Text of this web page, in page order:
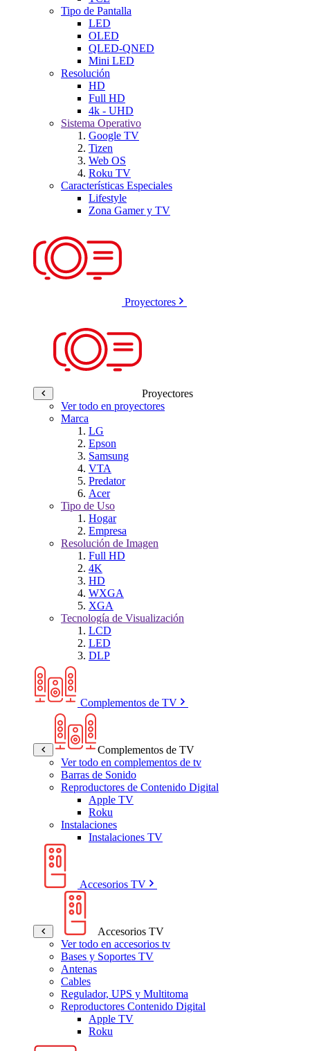
Tipo de Pantalla
LED
OLED
QLED-QNED
Mini LED
Resolución
HD
Full HD
4k - UHD
Sistema Operativo
Google TV
Tizen
Web OS
Roku TV
Características Especiales
Lifestyle
Zona Gamer y TV
Proyectores
Proyectores
Ver todo en proyectores
Marca
LG
Epson
Samsung
VTA
Predator
Acer
Tipo de Uso
Hogar
Empresa
Resolución de Imagen
Full HD
4K
HD
WXGA
XGA
Tecnología de Visualización
LCD
LED
DLP
Complementos de TV
Complementos de TV
Ver todo en complementos de tv
Barras de Sonido
Reproductores de Contenido Digital
Apple TV
Roku
Instalaciones
Instalaciones TV
Accesorios TV
Accesorios TV
Ver todo en accesorios tv
Bases y Soportes TV
Antenas
Cables
Regulador, UPS y Multitoma
Reproductores Contenido Digital
Apple TV
Roku